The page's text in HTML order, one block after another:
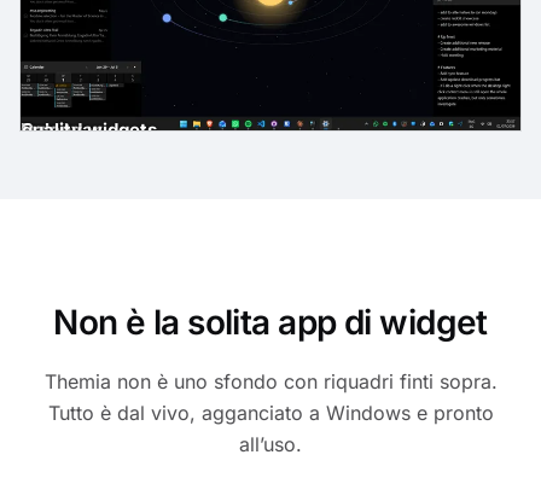
Email
Calendar
quality widgets
Non è la solita app di widget
Themia non è uno sfondo con riquadri finti sopra.
Tutto è dal vivo, agganciato a Windows e pronto
all’uso.